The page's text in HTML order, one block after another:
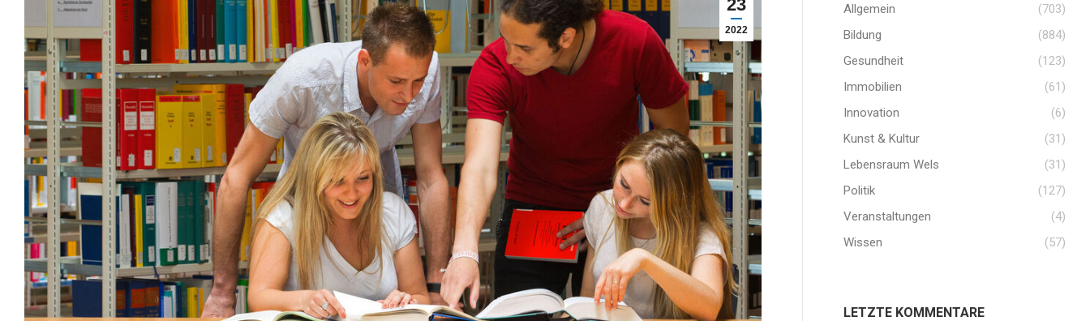
23
2022
Allgemein
(703)
Bildung
(884)
Gesundheit
(123)
Immobilien
(61)
Innovation
(6)
Kunst & Kultur
(31)
Lebensraum Wels
(31)
Politik
(127)
Veranstaltungen
(4)
Wissen
(57)
LETZTE KOMMENTARE